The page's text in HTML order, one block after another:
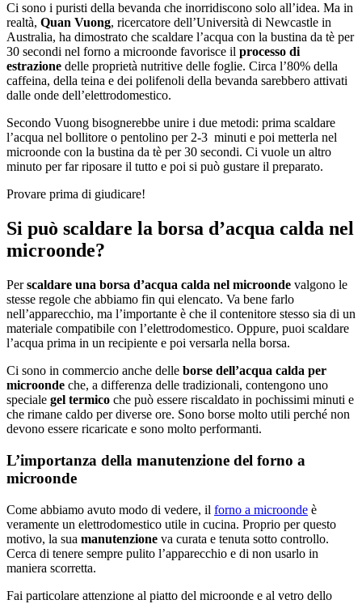
Ci sono i puristi della bevanda che inorridiscono solo all’idea. Ma in
realtà, Quan Vuong, ricercatore dell’Università di Newcastle in
Australia, ha dimostrato che scaldare l’acqua con la bustina da tè per
30 secondi nel forno a microonde favorisce il processo di
estrazione delle proprietà nutritive delle foglie. Circa l’80% della
caffeina, della teina e dei polifenoli della bevanda sarebbero attivati
dalle onde dell’elettrodomestico.
Secondo Vuong bisognerebbe unire i due metodi: prima scaldare
l’acqua nel bollitore o pentolino per 2-3 minuti e poi metterla nel
microonde con la bustina da tè per 30 secondi. Ci vuole un altro
minuto per far riposare il tutto e poi si può gustare il preparato.
Provare prima di giudicare!
Si può scaldare la borsa d’acqua calda nel
microonde?
Perscaldare una borsa d’acqua calda nel microonde valgono le
stesse regole che abbiamo fin qui elencato. Va bene farlo
nell’apparecchio, ma l’importante è che il contenitore stesso sia di un
materiale compatibile con l’elettrodomestico. Oppure, puoi scaldare
l’acqua prima in un recipiente e poi versarla nella borsa.
Ci sono in commercio anche delle borse dell’acqua calda per
microonde che, a differenza delle tradizionali, contengono uno
speciale gel termico che può essere riscaldato in pochissimi minuti e
che rimane caldo per diverse ore. Sono borse molto utili perché non
devono essere ricaricate e sono molto performanti.
L’importanza della manutenzione del forno a
microonde
Come abbiamo avuto modo di vedere, il forno a microonde è
veramente un elettrodomestico utile in cucina. Proprio per questo
motivo, la sua manutenzione va curata e tenuta sotto controllo.
Cerca di tenere sempre pulito l’apparecchio e di non usarlo in
maniera scorretta.
Fai particolare attenzione al piatto del microonde e al vetro dello